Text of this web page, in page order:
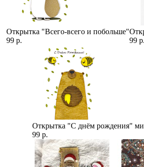
Открытка "Всего-всего и побольше"
99 р.
99 р.
Открытка "С днём рождения"
99 р.